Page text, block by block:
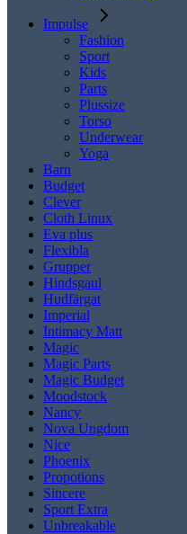
Impulse
Fashion
Sport
Kids
Parts
Plussize
Torso
Underwear
Yoga
Barn
Budget
Clever
Cloth Linux
Eva plus
Flexibla
Grupper
Hindsgaul
Hudfärgat
Imperial
Intimacy Matt
Magic
Magic Parts
Magic Budget
Moodstock
Nancy
Nova Ungdom
Nice
Phoenix
Propotions
Sincere
Sport Extra
Unbreakable